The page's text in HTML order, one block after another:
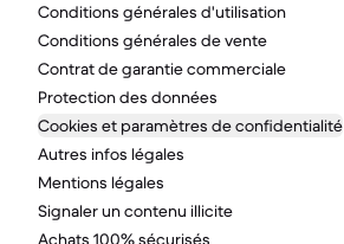
Conditions générales d'utilisation
Conditions générales de vente
Contrat de garantie commerciale
Protection des données
Cookies et paramètres de confidentialité
Autres infos légales
Mentions légales
Signaler un contenu illicite
Achats 100% sécurisés